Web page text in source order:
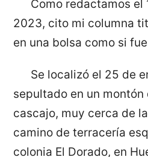
Como redactamos el
2023, cito mi columna
en una bolsa como si
Se localizó el 25 de
sepultado en un
cascajo, muy cerca de
camino de terracería
colonia El Dorado, en